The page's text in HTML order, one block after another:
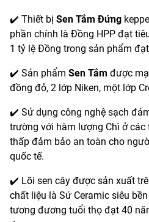
✔️ Thiết bị Sen Tắm Đứng
phần chính là Đồng HPP đạt
1 tỷ lệ Đồng trong sản phẩm
✔️ Sản phẩm Sen Tắm được
đồng đỏ, 2 lớp Niken, một lớp
✔️ Sử dụng công nghệ sạch
trường với hàm lượng Chì ở
thấp đảm bảo an toàn cho
quốc tế.
✔️ Lõi sen cây được sản xuất
chất liệu là Sứ Ceramic siêu
tương đương tuổi thọ đạt 40